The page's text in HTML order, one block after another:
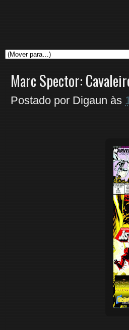
Marc Spector:
Postado por Digaun às